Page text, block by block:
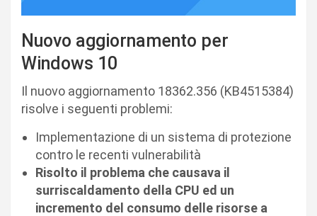
Nuovo aggiornamento per
Windows 10
Il nuovo aggiornamento 18362.356 (KB4515384)
risolve i seguenti problemi:
Implementazione di un sistema di protezione
contro le recenti vulnerabilità
Risolto il problema che causava il
surriscaldamento della CPU ed un
incremento del consumo delle risorse a